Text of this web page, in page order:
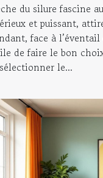
du silure fascine
et puissant,
face à
de faire le bon
le...